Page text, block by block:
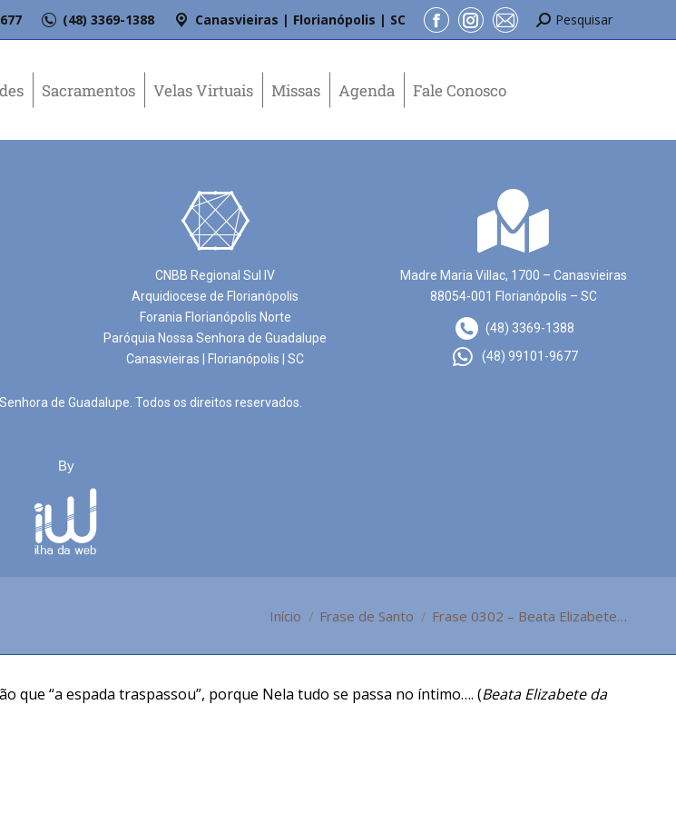
(48) 3369-1388 Canasvieiras | Florianópolis | SC Pesquisar
Sacramentos Velas Virtuais Missas Agenda Fale Conosco
Você está aqui:
Início Frase de Santo Frase 0302 – Beata Elizabete…
que “a espada traspassou”, porque Nela tudo se passa no íntimo…. (Beata Elizabete da
CNBB Regional Sul IV
Arquidiocese de Florianópolis
Forania Florianópolis Norte
Paróquia Nossa Senhora de Guadalupe
Canasvieiras | Florianópolis | SC
Madre Maria Villac, 1700 – Canasvieiras
88054-001 Florianópolis – SC
(48) 3369-1388
(48) 99101-9677
de Guadalupe. Todos os direitos reservados.
By